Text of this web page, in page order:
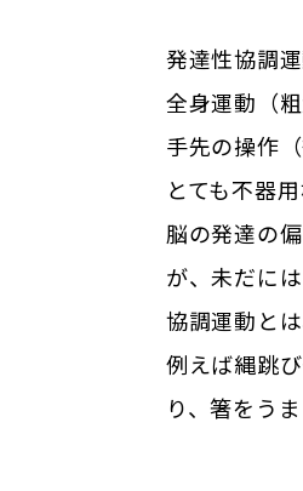
発達性協調
全身運動（
手先の操作
とても不器
脳の発達の
が、未だに
協調運動と
例えば縄跳
り、箸をう